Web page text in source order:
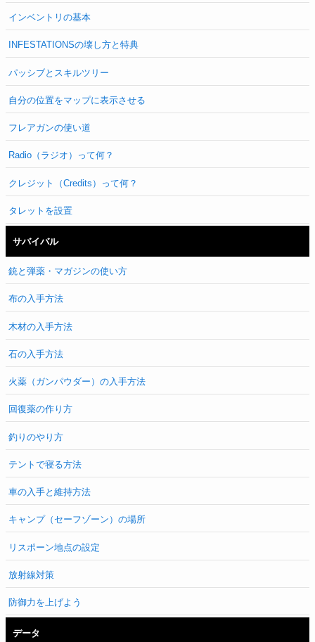
インベントリの基本
INFESTATIONSの壊し方と特典
パッシブとスキルツリー
自分の位置をマップに表示させる
フレアガンの使い道
Radio（ラジオ）って何？
クレジット（Credits）って何？
タレットを設置
サバイバル
銃と弾薬・マガジンの使い方
布の入手方法
木材の入手方法
石の入手方法
火薬（ガンパウダー）の入手方法
回復薬の作り方
釣りのやり方
テントで寝る方法
車の入手と維持方法
キャンプ（セーフゾーン）の場所
リスポーン地点の設定
放射線対策
防御力を上げよう
データ